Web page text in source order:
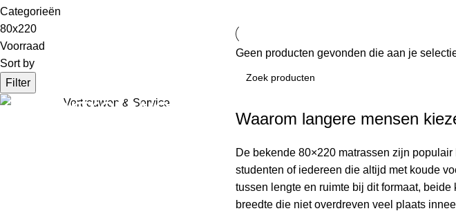
Categorieën
80x220
Voorraad
Sort by
Filter
Vertrouwen
Geen producten gevonden die aan je
Waarom langere mensen
De bekende 80×220 matrassen zijn
studenten of iedereen die altijd met koude
tussen lengte en ruimte bij dit formaat,
breedte die niet overdreven veel plaats